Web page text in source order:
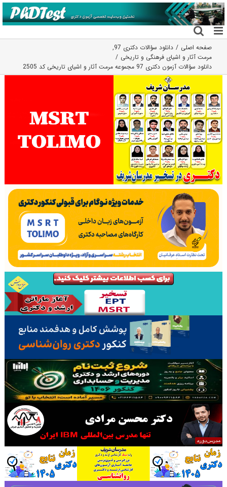
رفتن
به
محتوا
صفحه اصلی دانلود سؤالات دکتری 97
,
مرمت آثار و اشیای فرهنگی و تاریخی
دانلود سؤالات آزمون دکتری 97 مجموعه مرمت آثار و اشیای تاریخی کد 2505